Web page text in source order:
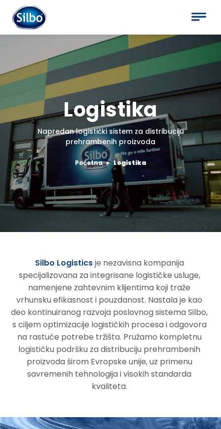
Logistika
Napredan logistički sistem za distribuciju
prehrambenih proizvoda
Početna Logistika
Silbo Logisticsje nezavisna kompanija
specijalizovana za integrisane logističke usluge,
namenjene zahtevnim klijentima koji traže
vrhunsku efikasnost i pouzdanost. Nastala je kao
deo kontinuiranog razvoja poslovnog sistema Silbo,
s ciljem optimizacije logističkih procesa i odgovora
na rastuće potrebe tržišta. Pružamo kompletnu
logističku podršku za distribuciju prehrambenih
proizvoda širom Evropske unije, uz primenu
savremenih tehnologija i visokih standarda
kvaliteta.